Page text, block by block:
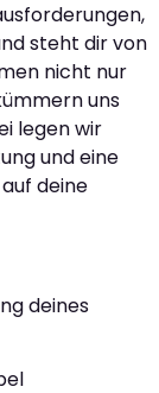
steht dir von
nicht nur
uns
legen wir
und eine
deine
deines